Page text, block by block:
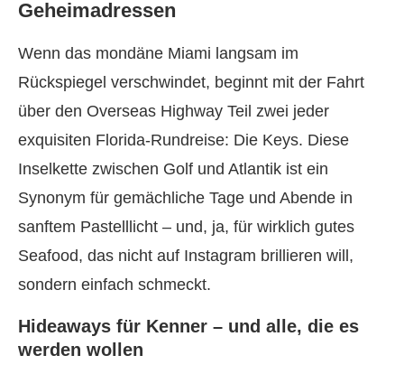
Geheimadressen
Wenn das mondäne Miami langsam im
Rückspiegel verschwindet, beginnt mit der Fahrt
über den Overseas Highway Teil zwei jeder
exquisiten Florida-Rundreise: Die Keys. Diese
Inselkette zwischen Golf und Atlantik ist ein
Synonym für gemächliche Tage und Abende in
sanftem Pastelllicht – und, ja, für wirklich gutes
Seafood, das nicht auf Instagram brillieren will,
sondern einfach schmeckt.
Hideaways für Kenner – und alle, die es
werden wollen